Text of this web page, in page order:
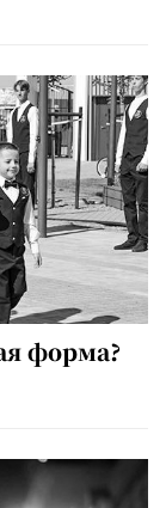
форма?